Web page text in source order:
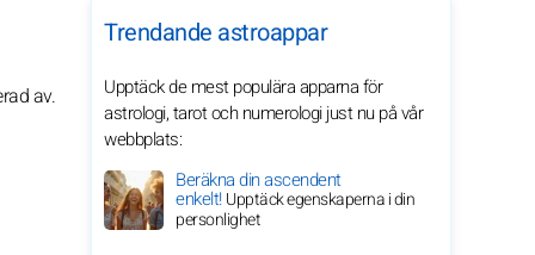
av.
Trendande astroappar
Upptäck de mest populära apparna för
astrologi, tarot och numerologi just nu på vår
webbplats:
Beräkna din ascendent
enkelt!Upptäck egenskaperna i din
personlighet